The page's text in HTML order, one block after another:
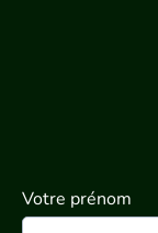
Votre prénom